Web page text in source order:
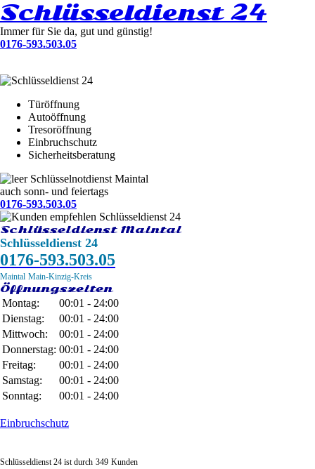
Schlüsseldienst 24
Immer für Sie da, gut und günstig!
0176-593.503.05
Türöffnung
Autoöffnung
Tresoröffnung
Einbruchschutz
Sicherheitsberatung
Schlüsselnotdienst Maintal
auch sonn- und feiertags
0176-593.503.05
Schlüsseldienst Maintal
Schlüsseldienst 24
0176-593.503.05
Maintal Main-Kinzig-Kreis
Öffnungszeiten
Montag:
00:01 - 24:00
Dienstag:
00:01 - 24:00
Mittwoch:
00:01 - 24:00
Donnerstag: 00:01 - 24:00
Freitag:
00:01 - 24:00
Samstag:
00:01 - 24:00
Sonntag:
00:01 - 24:00
Einbruchschutz
Schlüsseldienst 24 ist durch 349 Kunden